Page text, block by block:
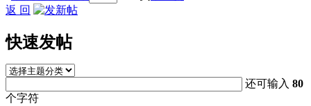
返 回
快速发帖
还可输入80
个字符